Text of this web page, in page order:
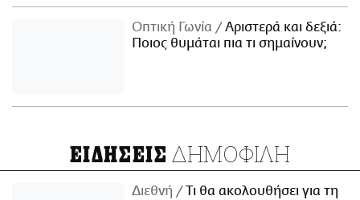
Οπτική Γωνία
Αριστερά και δεξιά:
Ποιος θυμάται πια τι σημαίνουν;
ΕΙΔΗΣΕΙΣ ΔΗΜΟΦΙΛΗ
Διεθνή Τι θα ακολουθήσει για τη